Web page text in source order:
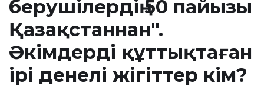
берушілердің 50 пайызы
Қазақстаннан".
Әкімдерді құттықтаған
ірі денелі жігіттер кім?